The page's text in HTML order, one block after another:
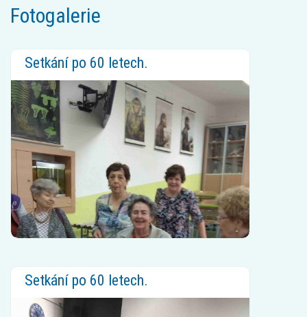
Fotogalerie
Setkání po 60 letech.
Setkání po 60 letech.